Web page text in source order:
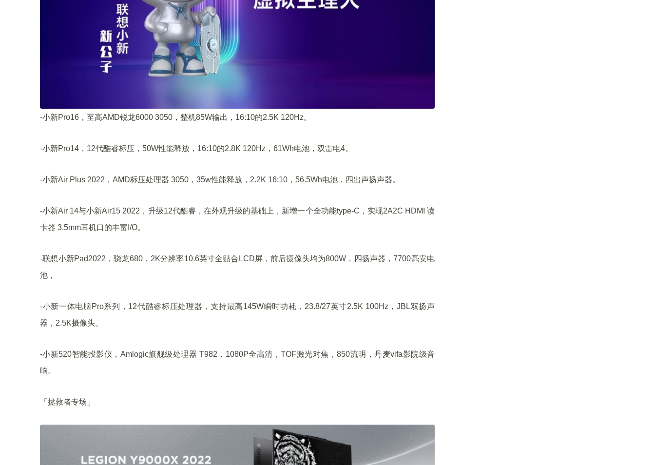
-小新Pro16，至高AMD锐龙6000 3050，整机85W输出，16:10的2.5K 120Hz。
-小新Pro14，12代酷睿标压，50W性能释放，16:10的2.8K 120Hz，61Wh电池，双雷电4。
-小新Air Plus 2022，AMD标压处理器 3050，35w性能释放，2.2K 16:10，56.5Wh电池，四出声扬声器。
-小新Air 14与小新Air15 2022，升级12代酷睿，在外观升级的基础上，新增一个全功能type-C，实现2A2C HDMI 读
卡器 3.5mm耳机口的丰富I/O。
-联想小新Pad2022，骁龙680，2K分辨率10.6英寸全贴合LCD屏，前后摄像头均为800W，四扬声器，7700毫安电
池，
-小新一体电脑Pro系列，12代酷睿标压处理器，支持最高145W瞬时功耗，23.8/27英寸2.5K 100Hz，JBL双扬声
器，2.5K摄像头。
-小新520智能投影仪，Amlogic旗舰级处理器 T982，1080P全高清，TOF激光对焦，850流明，丹麦vifa影院级音
响。
「拯救者专场」